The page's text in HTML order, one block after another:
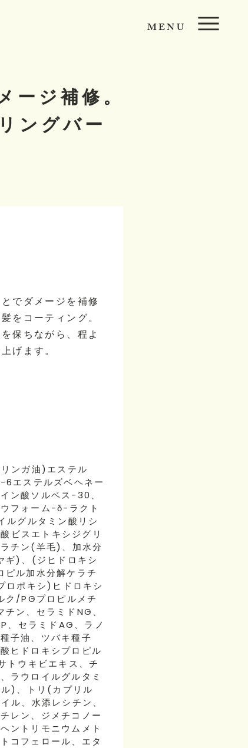
MENU
ジ補修。
ングバー
でダメージを補修
をコーティング。
保ちながら、程よ
げます。
ンガ油)エステル
6エステルズベヘネー
ン酸ソルベス-30、
フォーム-δ-ラクト
ルグルタミン酸リシ
ビスエトキシジグリ
チン(羊毛)、加水分
ギ)、(ジヒドロキシ
ピル加水分解ケラチ
ロポキシ)ヒドロキシ
ク/PGプロピルメチ
ン、セラミドNG、
、セラミドAG、ラノ
子油、ツバキ種子
ヒドロキシプロピル
トウキビエキス、チ
ラウロイルグルタミ
)、トリ(カプリル
ル、水添レシチン、
レン、ジメチコノー
ントリモニウムメト
コフェロール、エタ